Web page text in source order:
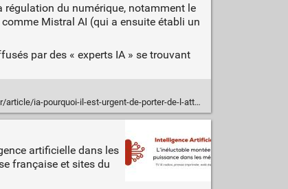
régulation du numérique, notamment le
comme Mistral AI (qui a ensuite établi un
par des « experts IA » se trouvant
il-est-urgent-de-porter-de-l-attention-aux-conflits-d-interet-des-experts-en-ia
artificielle dans les
française et sites du